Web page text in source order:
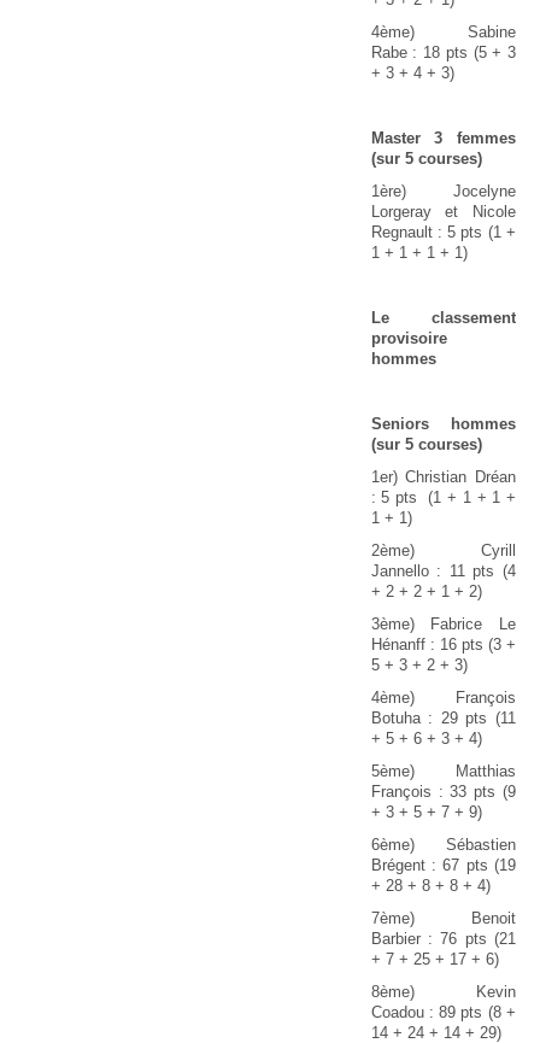
4ème) Sabine
Rabe : 18 pts (5 + 3
+ 3 + 4 + 3)
Master 3 femmes
(sur 5 courses)
1ère) Jocelyne
Lorgeray et Nicole
Regnault : 5 pts (1 +
1 + 1 + 1 + 1)
Le classement
provisoire
hommes
Seniors hommes
(sur 5 courses)
1er) Christian Dréan
: 5 pts (1 + 1 + 1 +
1 + 1)
2ème) Cyrill
Jannello : 11 pts (4
+ 2 + 2 + 1 + 2)
3ème) Fabrice Le
Hénanff : 16 pts (3 +
5 + 3 + 2 + 3)
4ème) François
Botuha : 29 pts (11
+ 5 + 6 + 3 + 4)
5ème) Matthias
François : 33 pts (9
+ 3 + 5 + 7 + 9)
6ème) Sébastien
Brégent : 67 pts (19
+ 28 + 8 + 8 + 4)
7ème) Benoit
Barbier : 76 pts (21
+ 7 + 25 + 17 + 6)
8ème) Kevin
Coadou : 89 pts (8 +
14 + 24 + 14 + 29)